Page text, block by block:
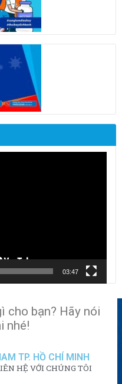
03:47
cho bạn? Hãy nói
nhé!
TP. HỒ CHÍ MINH
HỆ VỚI CHÚNG TÔI